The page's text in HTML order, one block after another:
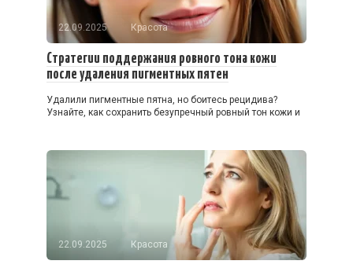
22.09.2025 Красота
Стратегии поддержания ровного тона кожи
после удаления пигментных пятен
Удалили пигментные пятна, но боитесь рецидива?
Узнайте, как сохранить безупречный ровный тон кожи и
22.09.2025 Красота